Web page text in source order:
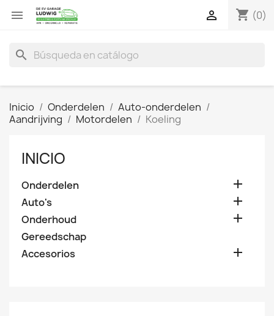
 shopping_cart (0)

search
Inicio Onderdelen
Auto-onderdelen
Aandrijving
Motordelen Koeling
INICIO
Onderdelen 
Auto's 
Onderhoud 
Gereedschap
Accesorios
